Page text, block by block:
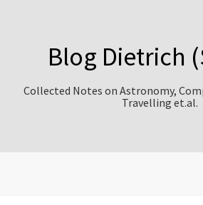
Blog Dietrich
Collected Notes on Astronomy,
Travelling et.al.